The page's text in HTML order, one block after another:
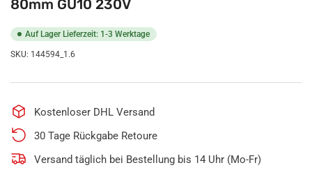
80mm GU10 230V
Auf Lager Lieferzeit: 1-3 Werktage
SKU: 144594_1.6
Kostenloser DHL Versand
30 Tage Rückgabe Retoure
Versand täglich bei Bestellung bis 14 Uhr (Mo-Fr)